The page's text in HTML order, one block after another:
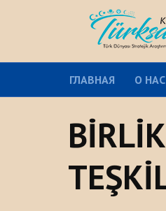
ГЛАВНАЯ О НАС